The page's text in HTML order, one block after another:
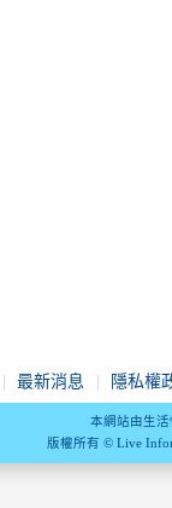
最新消息 隱私權
本網站由生
版權所有 © Live